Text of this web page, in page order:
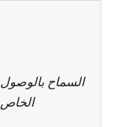
السماح بالوصول
الخاص